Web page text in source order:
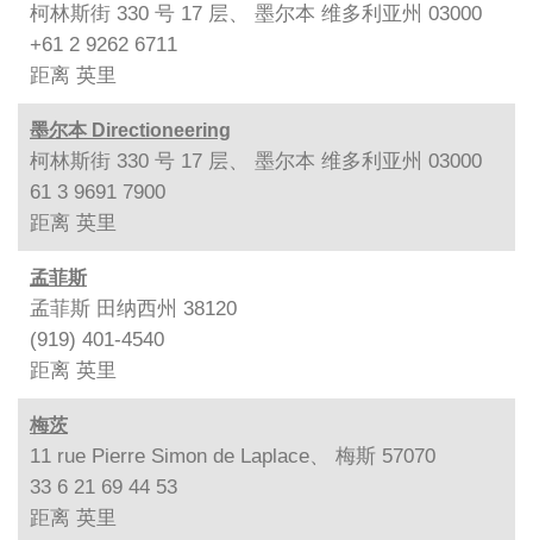
柯林斯街 330 号 17 层、 墨尔本 维多利亚州 03000
+61 2 9262 6711
距离 英里
墨尔本 Directioneering
柯林斯街 330 号 17 层、 墨尔本 维多利亚州 03000
61 3 9691 7900
距离 英里
孟菲斯
孟菲斯 田纳西州 38120
(919) 401-4540
距离 英里
梅茨
11 rue Pierre Simon de Laplace、 梅斯 57070
33 6 21 69 44 53
距离 英里